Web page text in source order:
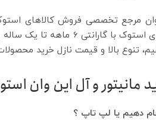
مرجع تخصصی فروش کالاهای
عنوان اولین فروشگاه ارائه دهنده
تنوع بالا و قیمت نازل خرید
مانیتور و آل این وان
دهیم یا لپ تاپ ؟